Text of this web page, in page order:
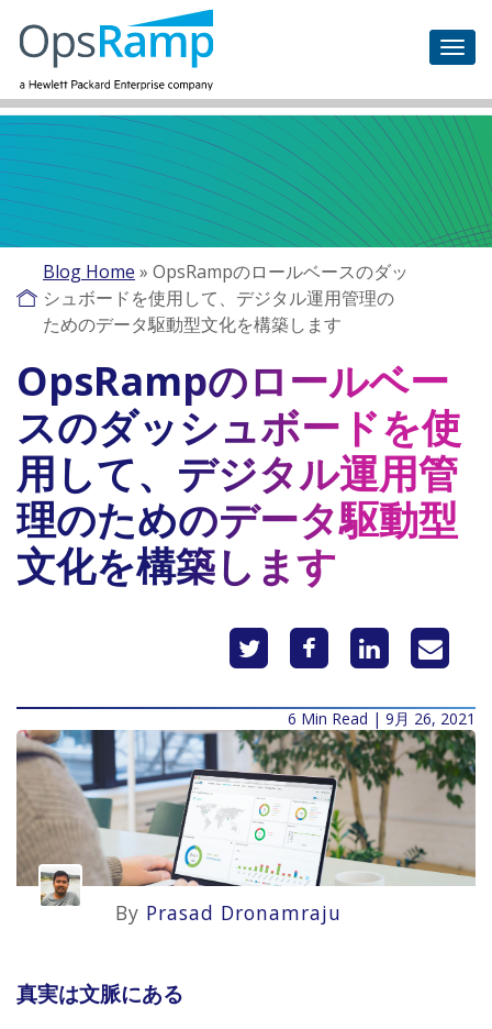
Blog Home » OpsRampのロールベースのダッ
シュボードを使用して、デジタル運用管理の
ためのデータ駆動型文化を構築します
OpsRampのロールベー
スのダッシュボードを使
用して、デジタル運用管
理のためのデータ駆動型
文化を構築します
6 Min Read | 9月 26, 2021
By Prasad Dronamraju
真実は文脈にある